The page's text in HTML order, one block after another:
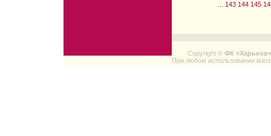
143 144 145
Copyright © ФК «Харьков»
При любом использовании